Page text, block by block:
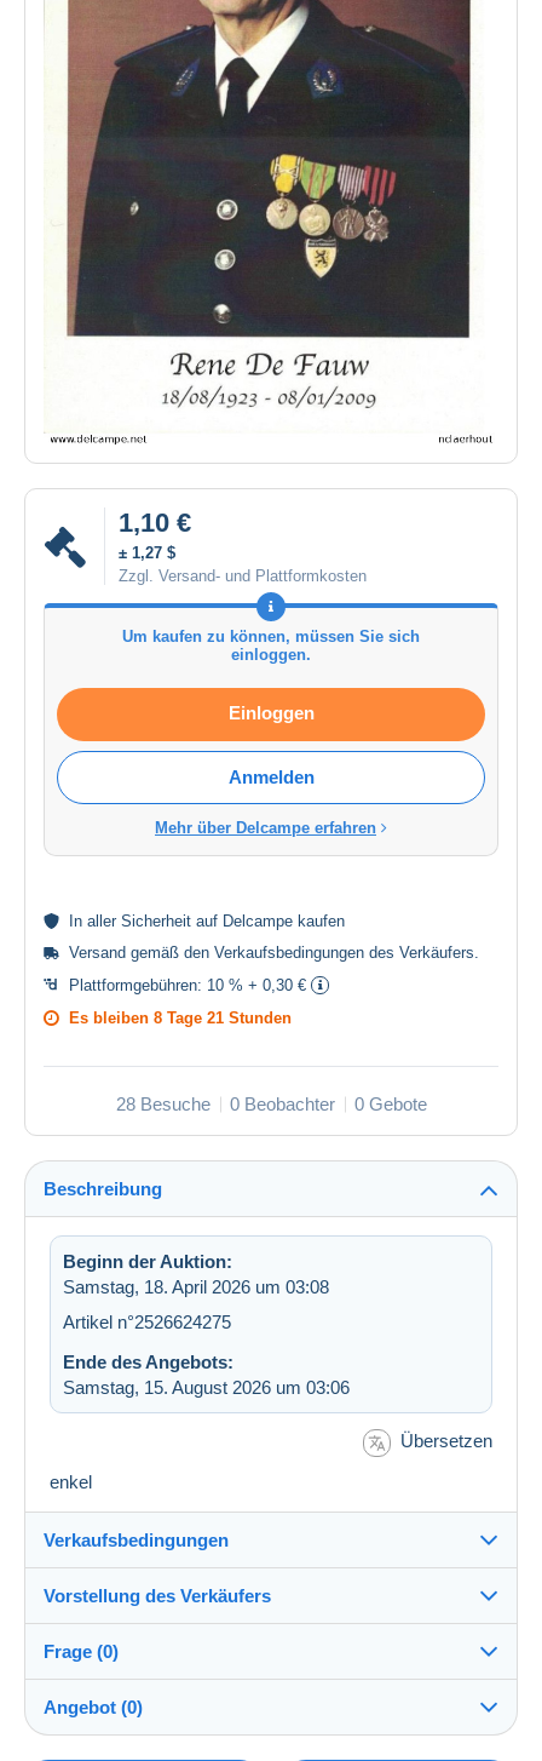
1,10 €
± 1,27 $
Zzgl. Versand- und Plattformkosten
Um kaufen zu können, müssen Sie sich
einloggen.
Einloggen
Anmelden
Mehr über Delcampe erfahren
In aller Sicherheit auf Delcampe kaufen
Versand gemäß den Verkaufsbedingungen des Verkäufers.
Plattformgebühren: 10 % + 0,30 €
Es bleiben 8 Tage 21 Stunden
28 Besuche 0 Beobachter 0 Gebote
Beschreibung
Beginn der Auktion:
Samstag, 18. April 2026 um 03:08
Artikel n°2526624275
Ende des Angebots:
Samstag, 15. August 2026 um 03:06
Übersetzen
enkel
Verkaufsbedingungen
Versand nach:
Die Liste der Länder einsehen
Versand:
Vorkasse
Vorstellung des Verkäufers
nclaerhout100%(1608x)
Shop
Frage (0)
Angebot (0)